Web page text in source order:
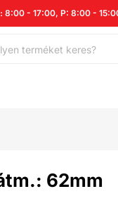
8:00 - 17:00, P: 8:00 -
62mm